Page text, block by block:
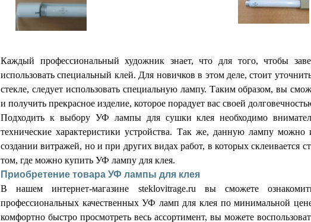
Каждый профессиональный художник знает, что для того, чтобы
использовать специальный клей. Для новичков в этом деле, стоит
стекле, следует использовать специальную лампу. Таким образом, вы
и получить прекрасное изделие, которое порадует вас своей
Подходить к выбору УФ лампы для сушки клея необходимо
технические характеристики устройства. Так же, данную лампу можно
создании витражей, но и при других видах работ, в которых склеивается
том, где можно купить УФ лампу для клея.
Приобретение товара УФ лампы для клея
В нашем интернет-магазине steklovitrage.ru вы сможете
профессиональных качественных УФ ламп для клея по минимальной
комфортно быстро просмотреть весь ассортимент, вы можете